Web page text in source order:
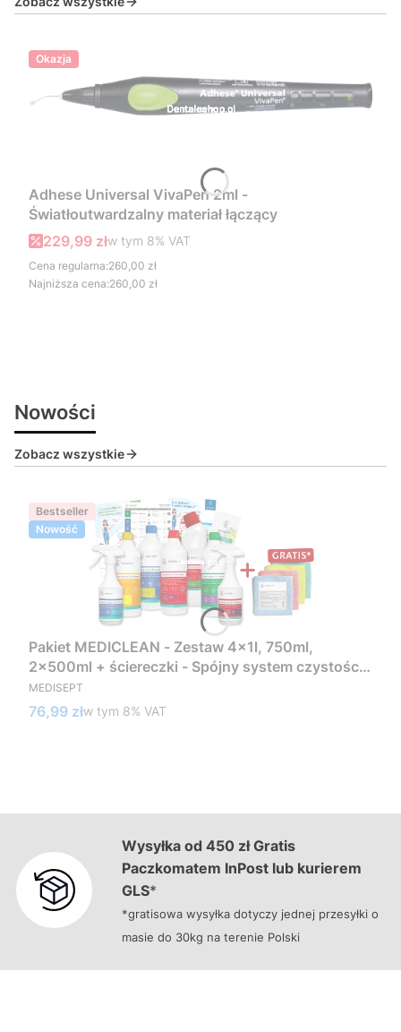
Okazja
Adhese Universal VivaPen 2ml -
Światłoutwardzalny materiał łączący
Cena promocyjna brutto
229,99 złw tym %s VAT
w tym 8% VAT
Cena regularna:260,00 zł
Najniższa cena:260,00 zł
Nowości
Zobacz wszystkie
Bestseller
Nowość
Pakiet MEDICLEAN - Zestaw 4x1l, 750ml,
2x500ml + ściereczki - Spójny system czystości
w standardzie medycznym
PRODUCENT
MEDISEPT
Cena brutto
76,99 złw tym %s VAT
w tym 8% VAT
Wysyłka od 450 zł Gratis
Paczkomatem InPost lub kurierem
GLS*
*gratisowa wysyłka dotyczy jednej przesyłki o
masie do 30kg na terenie Polski